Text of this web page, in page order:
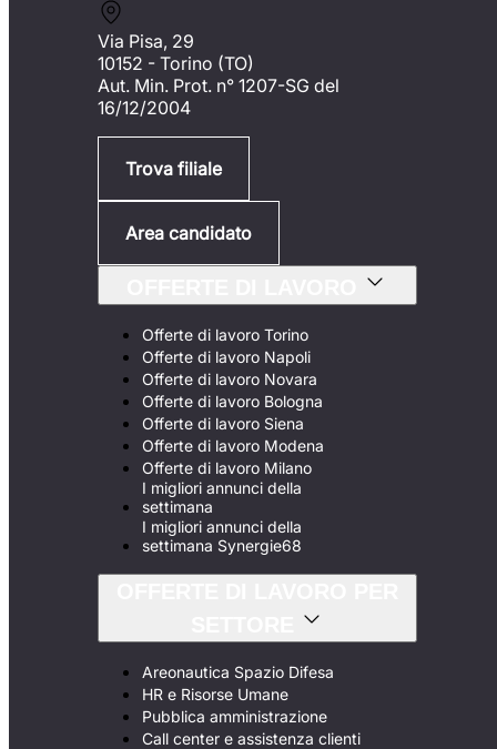
Via Pisa, 29
10152 - Torino (TO)
Aut. Min. Prot. n° 1207-SG del
16/12/2004
Trova filiale
Area candidato
Offerte di lavoro Torino
Offerte di lavoro Napoli
Offerte di lavoro Novara
Offerte di lavoro Bologna
Offerte di lavoro Siena
Offerte di lavoro Modena
Offerte di lavoro Milano
I migliori annunci della
settimana
I migliori annunci della
settimana Synergie68
Areonautica Spazio Difesa
HR e Risorse Umane
Pubblica amministrazione
Call center e assistenza clienti